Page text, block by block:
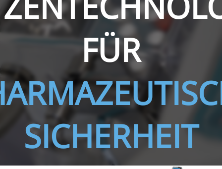
THS/PH210 THS/PH210-FFV THS/
THS/PH21N-FB THS/PH21N-FFV
THS/
D25
FÜR
SICHERHEIT